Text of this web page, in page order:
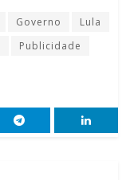
Governo
Lula
Publicidade